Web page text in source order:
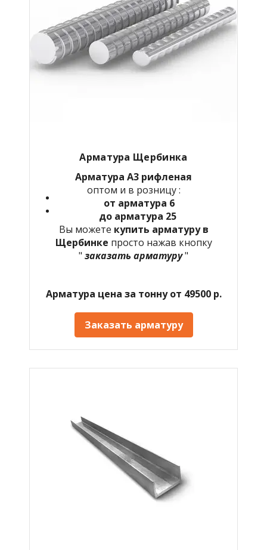
Арматура Щербинка
Арматура А3 рифленая
оптом и в розницу :
от арматура 6
до арматура 25
Вы можете купить арматуру в
Щербинке просто нажав кнопку
" заказать арматуру"
Арматура цена за тонну от 49500 р.
Заказать арматуру